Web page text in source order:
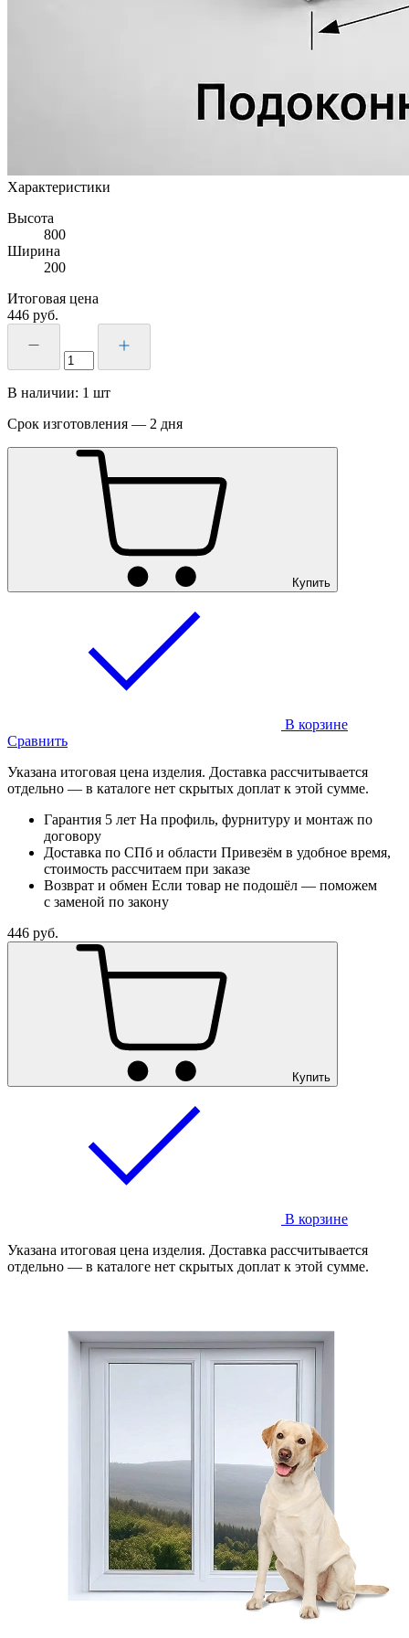
Характеристики
Высота
800
Ширина
200
Итоговая цена
446 руб.
В наличии: 1 шт
Срок изготовления — 2 дня
Купить
В корзине
Сравнить
Указана итоговая цена изделия. Доставка рассчитывается
отдельно — в каталоге нет скрытых доплат к этой сумме.
Гарантия 5 лет На профиль, фурнитуру и монтаж по
договору
Доставка по СПб и области Привезём в удобное время,
стоимость рассчитаем при заказе
Возврат и обмен Если товар не подошёл — поможем
с заменой по закону
446 руб.
Купить
В корзине
Указана итоговая цена изделия. Доставка рассчитывается
отдельно — в каталоге нет скрытых доплат к этой сумме.